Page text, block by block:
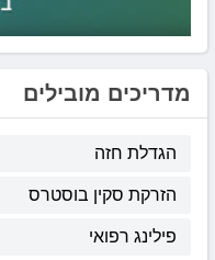
מדריכים מובילים
הגדלת חזה
הזרקת סקין בוסטרס
פילינג רפואי